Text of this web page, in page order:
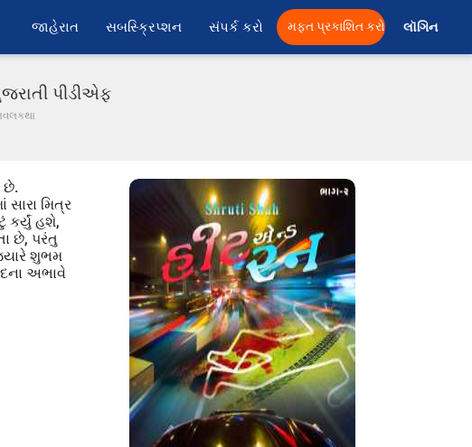
જાહેરાત સબસ્ક્રિપ્શન સંપર્ક કરો મફત પ્રકાશિત કરો લૉગિન
પીડીએફ
છે.
મિત્ર
કર્યું હશે,
છે, પરંતુ
શુભમ
અભાવે